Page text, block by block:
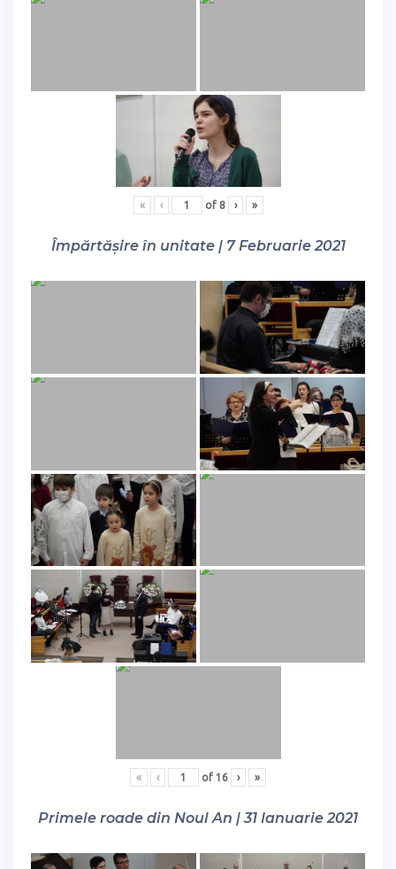
« ‹ of 8 › »
Împărtășire în unitate | 7 Februarie 2021
« ‹ of 16 › »
Primele roade din Noul An | 31 Ianuarie 2021